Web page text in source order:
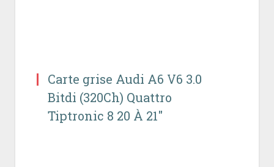
Carte grise Audi A6 V6 3.0
Bitdi (320Ch) Quattro
Tiptronic 8 20 À 21″